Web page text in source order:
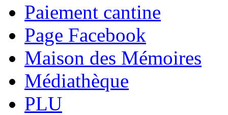
Paiement cantine
Page Facebook
Maison des Mémoires
Médiathèque
PLU